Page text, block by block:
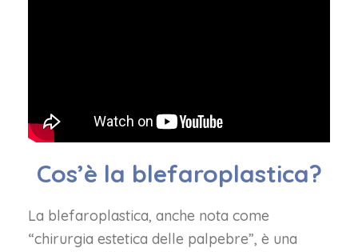
Cos’è la blefaroplastica?
La blefaroplastica, anche nota come
“chirurgia estetica delle palpebre”, è una